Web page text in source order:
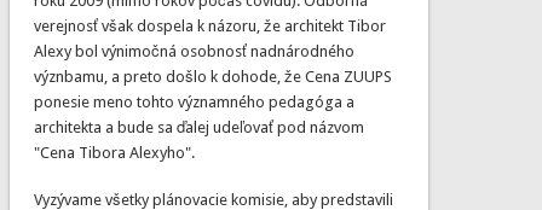
verejnosť však dospela k názoru, že architekt Tibor
Alexy bol výnimočná osobnosť nadnárodného
význbamu, a preto došlo k dohode, že Cena ZUUPS
ponesie meno tohto významného pedagóga a
architekta a bude sa ďalej udeľovať pod názvom
"Cena Tibora Alexyho".
Vyzývame všetky plánovacie komisie, aby predstavili